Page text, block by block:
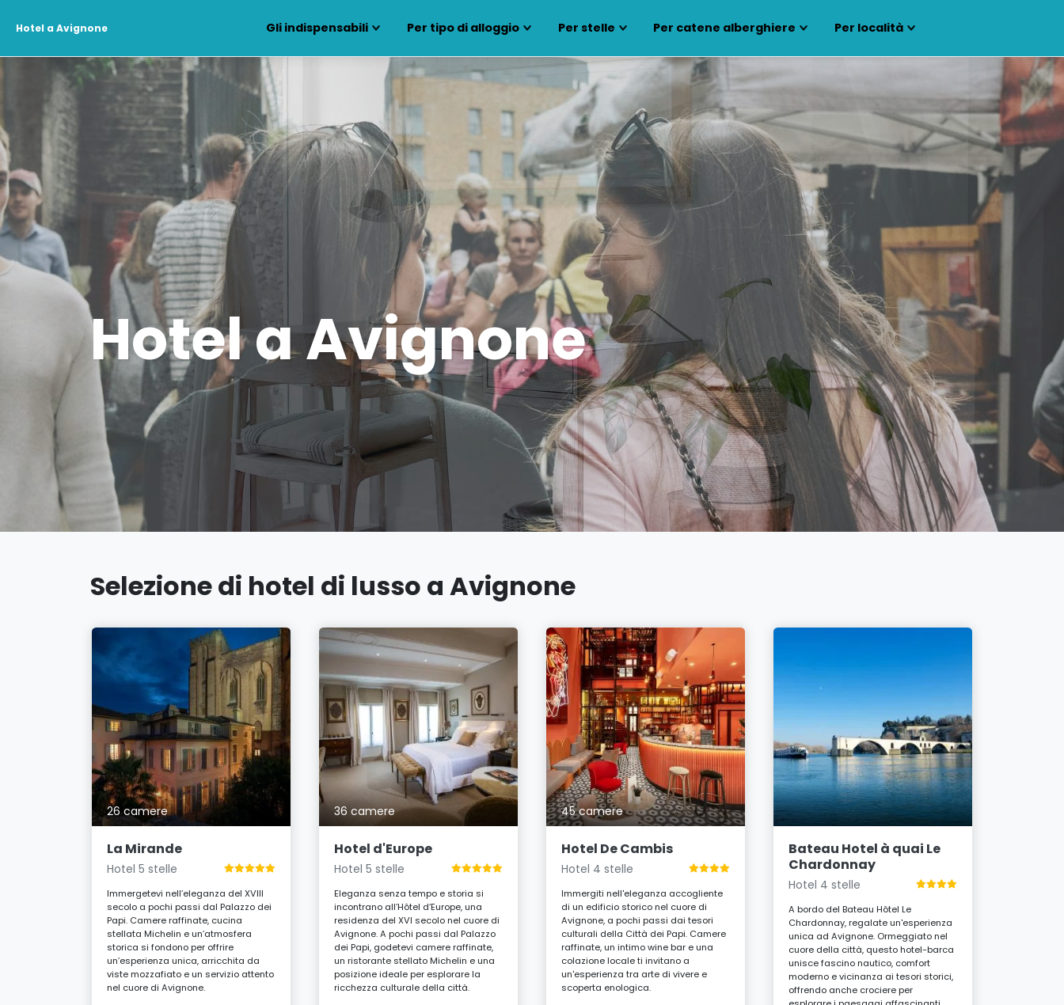
Hotel a Avignone Gli indispensabili Per tipo di alloggio Per stelle Per catene alberghiere Per località
Hotel a Avignone
Selezione di hotel di lusso a Avignone
26 camere
La Mirande
Hotel 5 stelle
Immergetevi nell’eleganza del XVIII
secolo a pochi passi dal Palazzo dei
Papi. Camere raffinate, cucina
stellata Michelin e un’atmosfera
storica si fondono per offrire
un’esperienza unica, arricchita da
viste mozzafiato e un servizio attento
nel cuore di Avignone.
36 camere
Hotel d'Europe
Hotel 5 stelle
Eleganza senza tempo e storia si
incontrano all’Hôtel d’Europe, una
residenza del XVI secolo nel cuore di
Avignone. A pochi passi dal Palazzo
dei Papi, godetevi camere raffinate,
un ristorante stellato Michelin e una
posizione ideale per esplorare la
ricchezza culturale della città.
45 camere
Hotel De Cambis
Hotel 4 stelle
Immergiti nell'eleganza accogliente
di un edificio storico nel cuore di
Avignone, a pochi passi dai tesori
culturali della Città dei Papi. Camere
raffinate, un intimo wine bar e una
colazione locale ti invitano a
un'esperienza tra arte di vivere e
scoperta enologica.
Bateau Hotel à quai Le
Chardonnay
Hotel 4 stelle
A bordo del Bateau Hôtel Le
Chardonnay, regalate un'esperienza
unica ad Avignone. Ormeggiato nel
cuore della città, questo hotel-barca
unisce fascino nautico, comfort
moderno e vicinanza ai tesori storici,
offrendo anche crociere per